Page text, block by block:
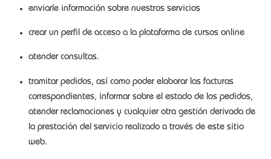
enviarle información sobre nuestros servicios
crear un perfil de acceso a la plataforma de cursos online
atender consultas.
tramitar pedidos, así como poder elaborar las facturas
correspondientes, informar sobre el estado de los pedidos,
atender reclamaciones y cualquier otra gestión derivada de
la prestación del servicio realizado a través de este sitio
web.